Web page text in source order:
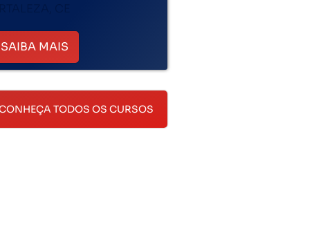
SAIBA MAIS
TODOS OS CURSOS